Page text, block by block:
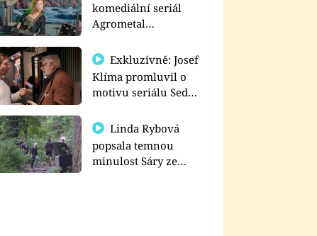
komediální seriál
Agrometal
prima+
Exkluzivně: Josef
Klíma promluvil o
motivu seriálu Sedm
Linda Rybová
popsala temnou
minulost Sáry ze